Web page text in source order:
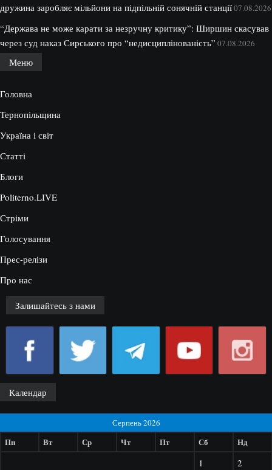
дружина заробляє мільйони на підпільній сонячній станції07.08.2026
“Держава не може карати за незручну критику”: Ширшин скасував
через суд наказ Сирського про “недисциплінованість” 07.08.2026
Меню
Головна
Тернопільщина
Україна і світ
Статті
Блоги
Politerno.LIVE
Стріми
Голосування
Прес-релізи
Про нас
Залишайтесь з нами
Календар
Серпень 2026
Пн Вт Ср Чт Пт Сб Нд
1 2